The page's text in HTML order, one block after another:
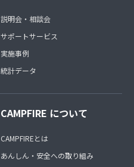
説明会・相談会
サポートサービス
実施事例
統計データ
CAMPFIRE について
CAMPFIREとは
あんしん・安全への取り組み